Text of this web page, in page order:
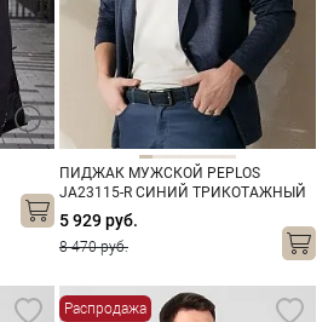
ПИДЖАК МУЖСКОЙ PEPLOS
JA23115-R СИНИЙ ТРИКОТАЖНЫЙ
5 929 руб.
8 470 руб.
Распродажа